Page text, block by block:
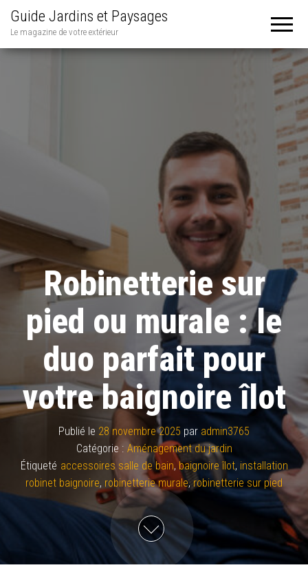
Guide Jardins et Paysages
Le magazine de votre extérieur
Robinetterie sur
pied ou murale : le
duo parfait pour
votre baignoire îlot
Publié le 28 novembre 2025 par admin3765
Catégorie : Aménagement du jardin
Étiqueté accessoires salle de bain,baignoire îlot, installation
robinet baignoire, robinetterie murale, robinetterie sur pied